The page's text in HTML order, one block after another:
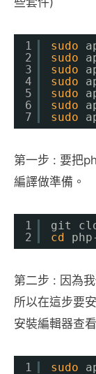
1
2
3
4
5
6
7
sudo
sudo
sudo
sudo
sudo
sudo
sudo
第一步 : 要把
編譯做準備。
1
2
git
cd
第二步 : 因為
所以在這步要
安裝編輯器查
1 sudo